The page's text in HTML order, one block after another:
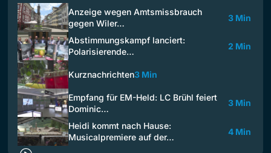
Anzeige wegen Amtsmissbrauch
gegen Wiler…
3 Min
Abstimmungskampf lanciert:
Polarisierende…
2 Min
Kurznachrichten3 Min
Empfang für EM-Held: LC Brühl feiert
Dominic…
3 Min
Heidi kommt nach Hause:
Musicalpremiere auf der…
4 Min